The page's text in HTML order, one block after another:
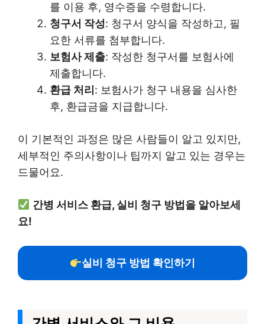
를 이용 후, 영수증을 수령합니다.
청구서 작성: 청구서 양식을 작성하고, 필
요한 서류를 첨부합니다.
보험사 제출: 작성한 청구서를 보험사에
제출합니다.
환급 처리 : 보험사가 청구 내용을 심사한
후, 환급금을 지급합니다.
이 기본적인 과정은 많은 사람들이 알고 있지만,
세부적인 주의사항이나 팁까지 알고 있는 경우는
드물어요.
간병 서비스 환급, 실비 청구 방법을 알아보세
요!
실비 청구 방법 확인하기